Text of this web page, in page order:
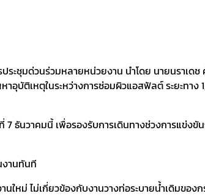
ะชุมด่วนร่วมหลายหน่วยงาน นำโดย นายนราเ
อุบัติเหตุในระหว่างการซ่อมผิวแอสฟัลต์ ระยะท
7 ธันวาคมนี้ เพื่อรองรับการเดินทางช่วงการแข่
งานทันที
หม่ ไม่เกี่ยวข้องกับงานวางท่อระบายน้ำเดิมของ